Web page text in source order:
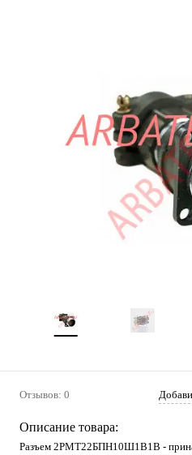
Отзывов: 0
Описание товара:
Разъем 2РМТ22БПН10Ш1В1В -